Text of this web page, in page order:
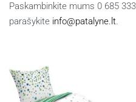
Paskambinkite mums 0 685
parašykite info@patalyne.lt.